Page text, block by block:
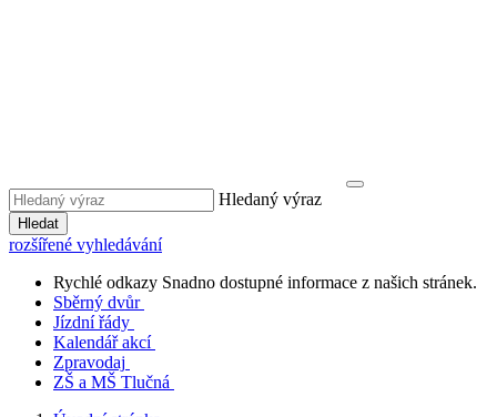
Hledaný výraz
Hledat
rozšířené vyhledávání
Rychlé odkazy Snadno dostupné informace z našich stránek.
Sběrný dvůr
Jízdní řády
Kalendář akcí
Zpravodaj
ZŠ a MŠ Tlučná